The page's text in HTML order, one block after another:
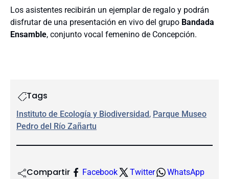
Los asistentes recibirán un ejemplar de regalo y podrán
disfrutar de una presentación en vivo del grupo Bandada
Ensamble, conjunto vocal femenino de Concepción.
Tags
Instituto de Ecología y Biodiversidad, Parque Museo
Pedro del Río Zañartu
Compartir Facebook Twitter WhatsApp